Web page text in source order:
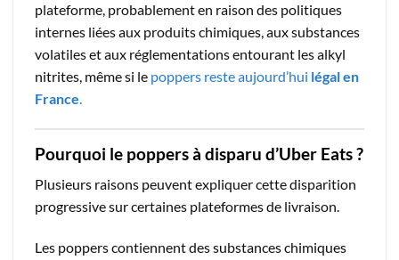
plateforme, probablement en raison des politiques
internes liées aux produits chimiques, aux substances
volatiles et aux réglementations entourant les alkyl
nitrites, même si le poppers reste aujourd’hui légal en
France.
Pourquoi le poppers à disparu d’Uber Eats ?
Plusieurs raisons peuvent expliquer cette disparition
progressive sur certaines plateformes de livraison.
Les poppers contiennent des substances chimiques